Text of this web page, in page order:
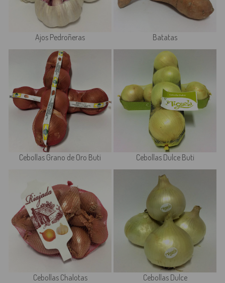
Ajos Pedroñeras Batatas
Cebollas Grano de Oro Buti Cebollas Dulce Buti
Cebollas Chalotas Cebollas Dulce